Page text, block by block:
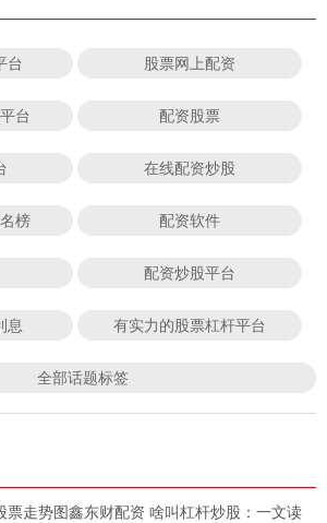
台 股票网上配资
台 配资股票
在线配资炒股
榜 配资软件
配资炒股平台
息 有实力的股票杠杆平台
全部话题标签
票走势图鑫东财配资 啥叫杠杆炒股：一文读